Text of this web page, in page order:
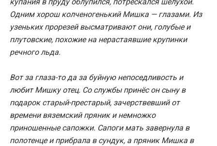
Одним хорош колченогенький Мишка — глазами. Из
узеньких прорезей высматривают они, голубые и
плутовские, похожие на нерастаявшие крупинки
речного льда.
Вот за глаза-то да за буйную непоседливость и
любит Мишку отец. Со службы принёс он сыну в
подарок старый-престарый, зачерствевший от
времени вяземский пряник и немножко
приношенные сапожки. Сапоги мать завернула в
полотенце и прибрала в сундук, а пряник Мишка в